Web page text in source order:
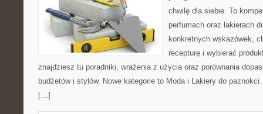
chwilę dla siebie. To
perfumach oraz lakierach
konkretnych wskazówek,
recepturę i wybierać
znajdziesz tu poradniki, wrażenia z użycia oraz porównania
budżetów i stylów. Nowe kategorie to Moda i Lakiery do
[…]